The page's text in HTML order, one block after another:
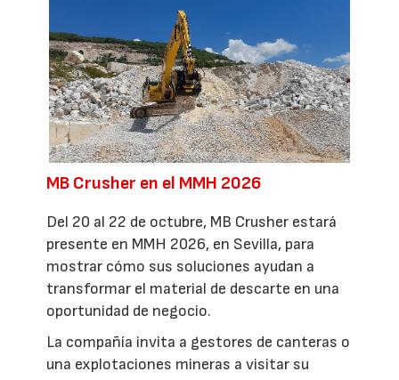
MB Crusher en el MMH 2026
Del 20 al 22 de octubre, MB Crusher estará
presente en MMH 2026, en Sevilla, para
mostrar cómo sus soluciones ayudan a
transformar el material de descarte en una
oportunidad de negocio.
La compañía invita a gestores de canteras o
una explotaciones mineras a visitar su